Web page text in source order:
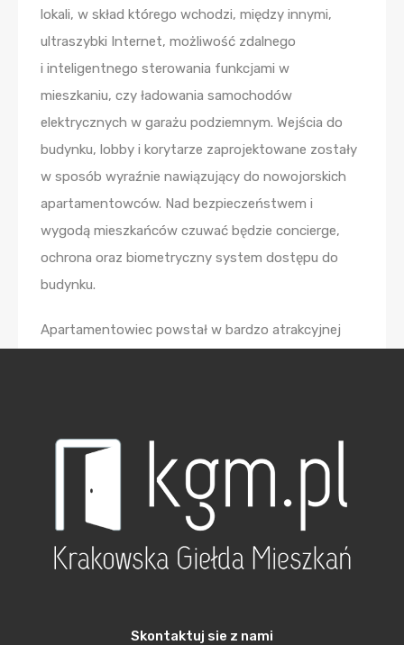
lokali, w skład którego wchodzi, między innymi,
ultraszybki Internet, możliwość zdalnego
i inteligentnego sterowania funkcjami w
mieszkaniu, czy ładowania samochodów
elektrycznych w garażu podziemnym. Wejścia do
budynku, lobby i korytarze zaprojektowane zostały
w sposób wyraźnie nawiązujący do nowojorskich
apartamentowców. Nad bezpieczeństwem i
wygodą mieszkańców czuwać będzie concierge,
ochrona oraz biometryczny system dostępu do
budynku.
Apartamentowiec powstał w bardzo atrakcyjnej
skomunikowane z resztą miasta, a bliskość parków
oraz historycznej części miasta zapewnia szeroką
paletę możliwości rozrywki i rekreacji.
Projekt NY Residence realizowany był przy
współpracy z Raiffeisen Bank Polska S.A.,
generalnym wykonawcą dla Terra Casa S.A. jest
architektonicznego pracownia Kubatura. Natomiast
Skontaktuj sie z nami